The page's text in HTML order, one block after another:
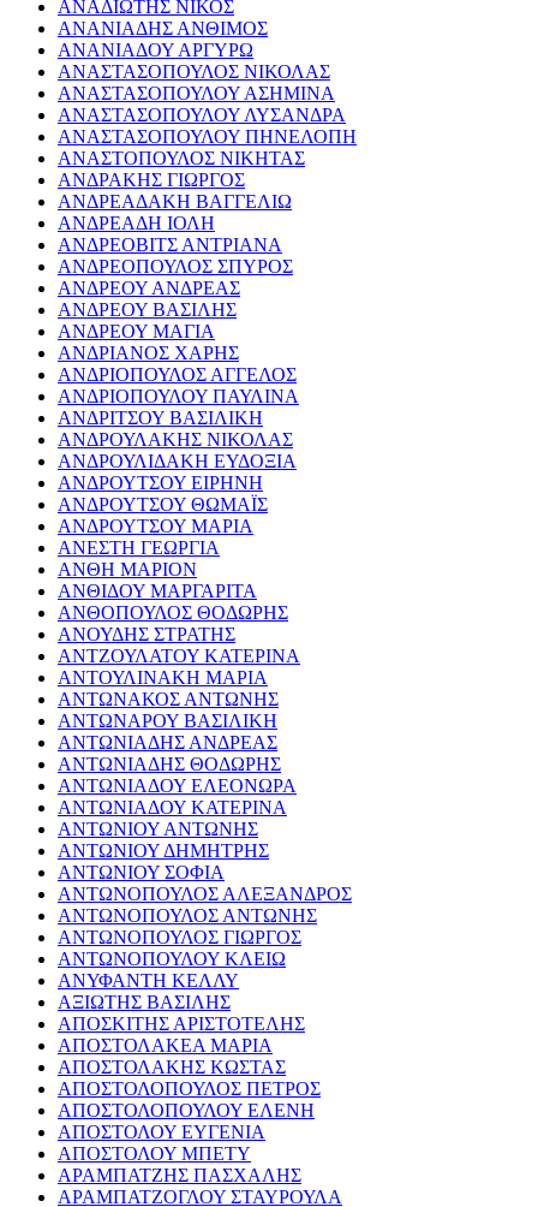
ΑΝΑΔΙΩΤΗΣ ΝΙΚΟΣ
ΑΝΑΝΙΑΔΗΣ ΑΝΘΙΜΟΣ
ΑΝΑΝΙΑΔΟΥ ΑΡΓΥΡΩ
ΑΝΑΣΤΑΣΟΠΟΥΛΟΣ ΝΙΚΟΛΑΣ
ΑΝΑΣΤΑΣΟΠΟΥΛΟΥ ΑΣΗΜΙΝΑ
ΑΝΑΣΤΑΣΟΠΟΥΛΟΥ ΛΥΣΑΝΔΡΑ
ΑΝΑΣΤΑΣΟΠΟΥΛΟΥ ΠΗΝΕΛΟΠΗ
ΑΝΑΣΤΟΠΟΥΛΟΣ ΝΙΚΗΤΑΣ
ΑΝΔΡΑΚΗΣ ΓΙΩΡΓΟΣ
ΑΝΔΡΕΑΔΑΚΗ ΒΑΓΓΕΛΙΩ
ΑΝΔΡΕΑΔΗ ΙΟΛΗ
ΑΝΔΡΕΟΒΙΤΣ ΑΝΤΡΙΑΝΑ
ΑΝΔΡΕΟΠΟΥΛΟΣ ΣΠΥΡΟΣ
ΑΝΔΡΕΟΥ ΑΝΔΡΕΑΣ
ΑΝΔΡΕΟΥ ΒΑΣΙΛΗΣ
ΑΝΔΡΕΟΥ ΜΑΓΙΑ
ΑΝΔΡΙΑΝΟΣ ΧΑΡΗΣ
ΑΝΔΡΙΟΠΟΥΛΟΣ ΑΓΓΕΛΟΣ
ΑΝΔΡΙΟΠΟΥΛΟΥ ΠΑΥΛΙΝΑ
ΑΝΔΡΙΤΣΟΥ ΒΑΣΙΛΙΚΗ
ΑΝΔΡΟΥΛΑΚΗΣ ΝΙΚΟΛΑΣ
ΑΝΔΡΟΥΛΙΔΑΚΗ ΕΥΔΟΞΙΑ
ΑΝΔΡΟΥΤΣΟΥ ΕΙΡΗΝΗ
ΑΝΔΡΟΥΤΣΟΥ ΘΩΜΑΪΣ
ΑΝΔΡΟΥΤΣΟΥ ΜΑΡΙΑ
ΑΝΕΣΤΗ ΓΕΩΡΓΙΑ
ΑΝΘΗ ΜΑΡΙΟΝ
ΑΝΘΙΔΟΥ ΜΑΡΓΑΡΙΤΑ
ΑΝΘΟΠΟΥΛΟΣ ΘΟΔΩΡΗΣ
ΑΝΟΥΔΗΣ ΣΤΡΑΤΗΣ
ΑΝΤΖΟΥΛΑΤΟΥ ΚΑΤΕΡΙΝΑ
ΑΝΤΟΥΛΙΝΑΚΗ ΜΑΡΙΑ
ΑΝΤΩΝΑΚΟΣ ΑΝΤΩΝΗΣ
ΑΝΤΩΝΑΡΟΥ ΒΑΣΙΛΙΚΗ
ΑΝΤΩΝΙΑΔΗΣ ΑΝΔΡΕΑΣ
ΑΝΤΩΝΙΑΔΗΣ ΘΟΔΩΡΗΣ
ΑΝΤΩΝΙΑΔΟΥ ΕΛΕΟΝΩΡΑ
ΑΝΤΩΝΙΑΔΟΥ ΚΑΤΕΡΙΝΑ
ΑΝΤΩΝΙΟΥ ΑΝΤΩΝΗΣ
ΑΝΤΩΝΙΟΥ ΔΗΜΗΤΡΗΣ
ΑΝΤΩΝΙΟΥ ΣΟΦΙΑ
ΑΝΤΩΝΟΠΟΥΛΟΣ ΑΛΕΞΑΝΔΡΟΣ
ΑΝΤΩΝΟΠΟΥΛΟΣ ΑΝΤΩΝΗΣ
ΑΝΤΩΝΟΠΟΥΛΟΣ ΓΙΩΡΓΟΣ
ΑΝΤΩΝΟΠΟΥΛΟΥ ΚΛΕΙΩ
ΑΝΥΦΑΝΤΗ ΚΕΛΛΥ
ΑΞΙΩΤΗΣ ΒΑΣΙΛΗΣ
ΑΠΟΣΚΙΤΗΣ ΑΡΙΣΤΟΤΕΛΗΣ
ΑΠΟΣΤΟΛΑΚΕΑ ΜΑΡΙΑ
ΑΠΟΣΤΟΛΑΚΗΣ ΚΩΣΤΑΣ
ΑΠΟΣΤΟΛΟΠΟΥΛΟΣ ΠΕΤΡΟΣ
ΑΠΟΣΤΟΛΟΠΟΥΛΟΥ ΕΛΕΝΗ
ΑΠΟΣΤΟΛΟΥ ΕΥΓΕΝΙΑ
ΑΠΟΣΤΟΛΟΥ ΜΠΕΤΥ
ΑΡΑΜΠΑΤΖΗΣ ΠΑΣΧΑΛΗΣ
ΑΡΑΜΠΑΤΖΟΓΛΟΥ ΣΤΑΥΡΟΥΛΑ